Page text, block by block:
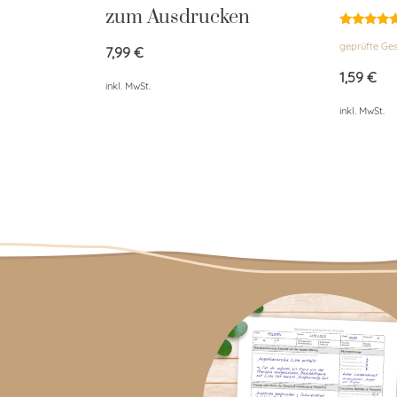
zum Ausdrucken
7,99 €
inkl. MwSt.
mit
von 5
geprüfte
1,59€
inkl. MwSt.